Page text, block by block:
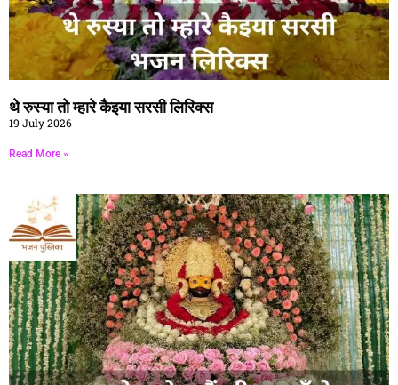
थे रुस्या तो म्हारे कैइया सरसी लिरिक्स
19 July 2026
Read More »